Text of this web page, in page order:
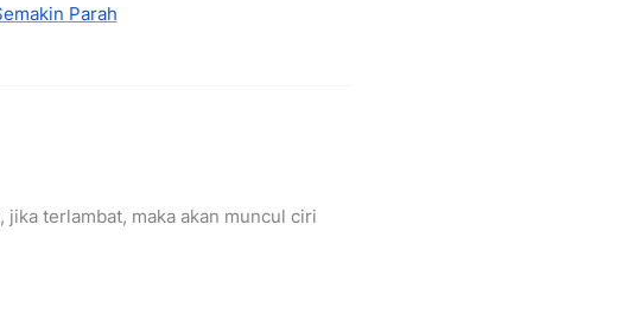
Parah
terlambat, maka akan muncul ciri